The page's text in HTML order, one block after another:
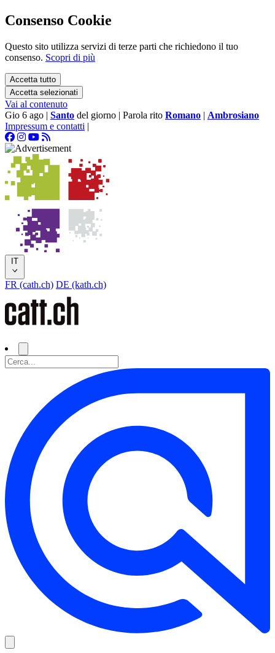
Consenso Cookie
Questo sito utilizza servizi di terze parti che richiedono il tuo
consenso. Scopri di più
Accetta tutto
Accetta selezionati
Vai al contenuto
Gio 6 ago | Santo del giorno | Parola rito Romano | Ambrosiano
Impressum e contatti |
IT
FR (cath.ch) DE (kath.ch)